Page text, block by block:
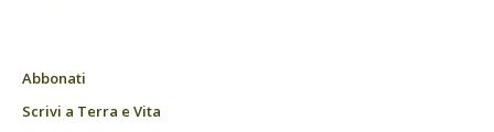
Abbonati
Scrivi a Terra e Vita